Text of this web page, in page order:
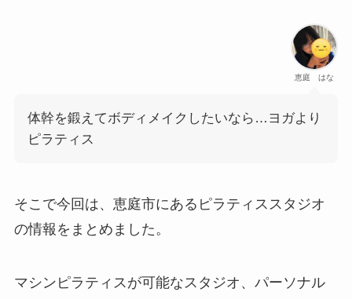
恵庭 はな
体幹を鍛えてボディメイクしたいなら…ヨガより
ピラティス
そこで今回は、恵庭市にあるピラティススタジオ
の情報をまとめました。
マシンピラティスが可能なスタジオ、パーソナル